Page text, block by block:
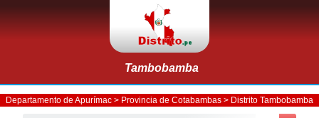
Tambobamba
Departamento de Apurímac > Provincia de Cotabambas > Distrito Tambobamba